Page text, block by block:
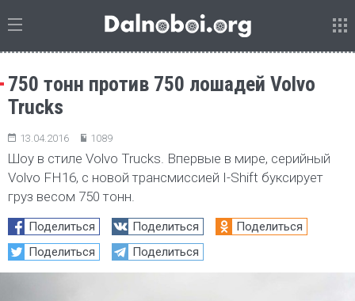
750 тонн против 750 лошадей Volvo
Trucks
13.04.2016 1089
Шоу в стиле Volvo Trucks. Впервые в мире, серийный
Volvo FH16, с новой трансмиссией I-Shift буксирует
груз весом 750 тонн.
Поделиться Поделиться
Поделиться
Поделиться
Поделиться